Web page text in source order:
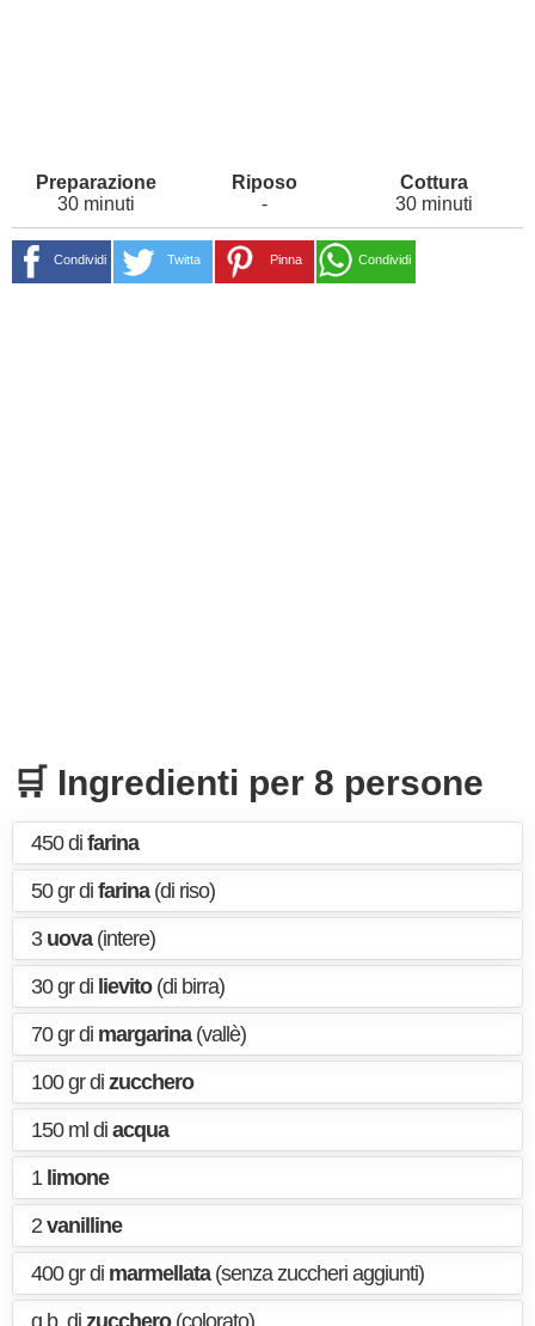
30 minuti - 30 minuti
Condividi Twitta Pinna Condividi
🛒 Ingredienti per 8 persone
450 di farina
50 gr di farina(di riso)
3 uova(intere)
30 gr di lievito(di birra)
70 gr di margarina(vallè)
100 gr di zucchero
150 ml di acqua
1 limone
2 vanilline
400 gr di marmellata(senza zuccheri aggiunti)
q.b. di zucchero(colorato)